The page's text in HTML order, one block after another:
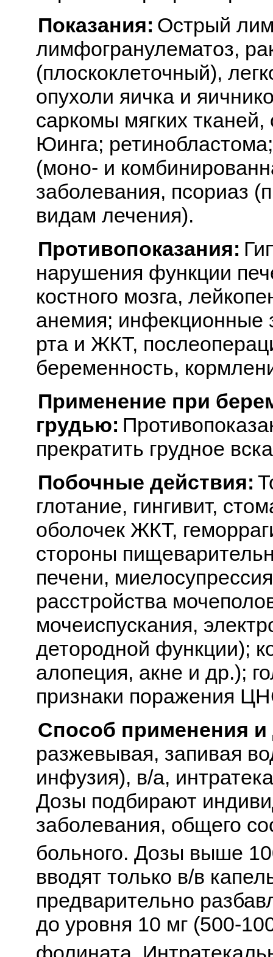
Показания: Острый
лимфогранулематоз,
(плоскоклеточный),
опухоли яичка и
саркомы мягких
Юинга;
(моно- и
заболевания, псориаз
видам лечения).
Противопоказания:
нарушения функции
костного мозга,
анемия; инфекционные
рта и ЖКТ,
беременность,
Применение при
грудью:
прекратить грудное
Побочные действия:
глотание, гингивит,
оболочек ЖКТ,
стороны
печени,
расстройства
мочеиспускания,
детородной функции);
алопеция, акне и др.);
признаки поражения
Способ применения
разжевывая, запивая
инфузия), в/а,
Дозы подбирают
заболевания, общего
больного. Дозы выше
вводят только в/в
предварительно
до уровня 10 мг (500-